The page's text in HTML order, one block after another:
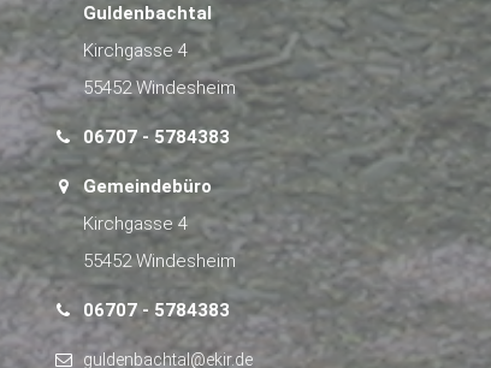
Guldenbachtal
Kirchgasse 4
55452 Windesheim
06707 - 5784383
Gemeindebüro
Kirchgasse 4
55452 Windesheim
06707 - 5784383
guldenbachtal@ekir.de